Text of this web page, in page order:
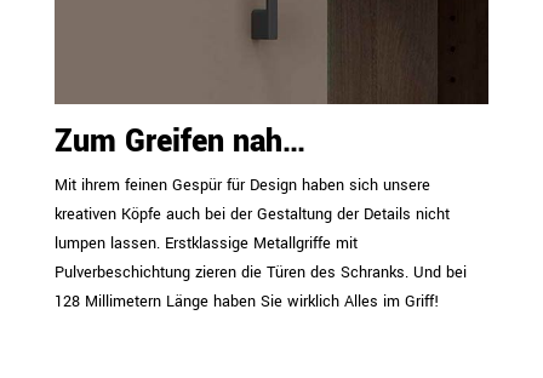
Zum Greifen nah…
Mit ihrem feinen Gespür für Design haben sich unsere
kreativen Köpfe auch bei der Gestaltung der Details nicht
lumpen lassen. Erstklassige Metallgriffe mit
Pulverbeschichtung zieren die Türen des Schranks. Und bei
128 Millimetern Länge haben Sie wirklich Alles im Griff!